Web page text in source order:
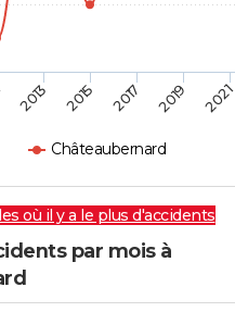
Châteaubernard
2013 2015 2017 2019 2021
où il y a le plus d'accidents
par mois à